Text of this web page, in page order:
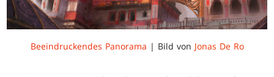
Beeindruckendes Panorama | Bild von Jonas De Ro